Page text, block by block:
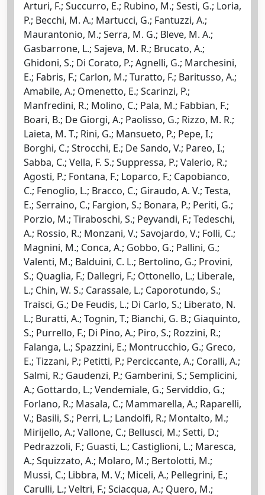
Arturi, F.; Succurro, E.; Rubino, M.; Sesti, G.; Loria,
P.; Becchi, M. A.; Martucci, G.; Fantuzzi, A.;
Maurantonio, M.; Serra, M. G.; Bleve, M. A.;
Gasbarrone, L.; Sajeva, M. R.; Brucato, A.;
Ghidoni, S.; Di Corato, P.; Agnelli, G.; Marchesini,
E.; Fabris, F.; Carlon, M.; Turatto, F.; Baritusso, A.;
Amabile, A.; Omenetto, E.; Scarinzi, P.;
Manfredini, R.; Molino, C.; Pala, M.; Fabbian, F.;
Boari, B.; De Giorgi, A.; Paolisso, G.; Rizzo, M. R.;
Laieta, M. T.; Rini, G.; Mansueto, P.; Pepe, I.;
Borghi, C.; Strocchi, E.; De Sando, V.; Pareo, I.;
Sabba, C.; Vella, F. S.; Suppressa, P.; Valerio, R.;
Agosti, P.; Fontana, F.; Loparco, F.; Capobianco,
C.; Fenoglio, L.; Bracco, C.; Giraudo, A. V.; Testa,
E.; Serraino, C.; Fargion, S.; Bonara, P.; Periti, G.;
Porzio, M.; Tiraboschi, S.; Peyvandi, F.; Tedeschi,
A.; Rossio, R.; Monzani, V.; Savojardo, V.; Folli, C.;
Magnini, M.; Conca, A.; Gobbo, G.; Pallini, G.;
Valenti, M.; Balduini, C. L.; Bertolino, G.; Provini,
S.; Quaglia, F.; Dallegri, F.; Ottonello, L.; Liberale,
L.; Chin, W. S.; Carassale, L.; Caporotundo, S.;
Traisci, G.; De Feudis, L.; Di Carlo, S.; Liberato, N.
L.; Buratti, A.; Tognin, T.; Bianchi, G. B.; Giaquinto,
S.; Purrello, F.; Di Pino, A.; Piro, S.; Rozzini, R.;
Falanga, L.; Spazzini, E.; Montrucchio, G.; Greco,
E.; Tizzani, P.; Petitti, P.; Perciccante, A.; Coralli, A.;
Salmi, R.; Gaudenzi, P.; Gamberini, S.; Semplicini,
A.; Gottardo, L.; Vendemiale, G.; Serviddio, G.;
Forlano, R.; Masala, C.; Mammarella, A.; Raparelli,
V.; Basili, S.; Perri, L.; Landolfi, R.; Montalto, M.;
Mirijello, A.; Vallone, C.; Bellusci, M.; Setti, D.;
Pedrazzoli, F.; Guasti, L.; Castiglioni, L.; Maresca,
A.; Squizzato, A.; Molaro, M.; Bertolotti, M.;
Mussi, C.; Libbra, M. V.; Miceli, A.; Pellegrini, E.;
Carulli, L.; Veltri, F.; Sciacqua, A.; Quero, M.;